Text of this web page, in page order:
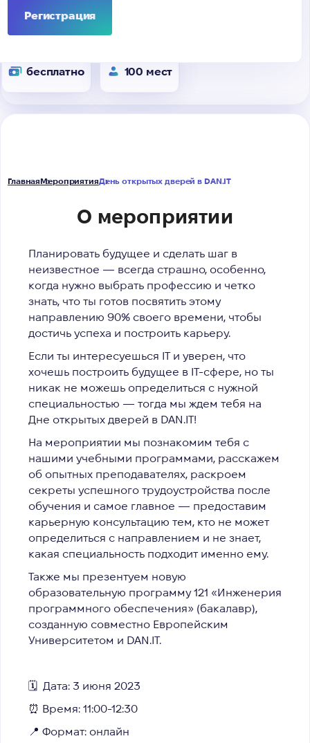
Регистрация
бесплатно 100 мест
ГлавнаяМероприятияДень открытых дверей в DAN.IT
О мероприятии
Планировать будущее и сделать шаг в
неизвестное — всегда страшно, особенно,
когда нужно выбрать профессию и четко
знать, что ты готов посвятить этому
направлению 90% своего времени, чтобы
достичь успеха и построить карьеру.
Если ты интересуешься IT и уверен, что
хочешь построить будущее в IT-сфере, но ты
никак не можешь определиться с нужной
специальностью — тогда мы ждем тебя на
Дне открытых дверей в DAN.IT!
На мероприятии мы познакомим тебя с
нашими учебными программами, расскажем
об опытных преподавателях, раскроем
секреты успешного трудоустройства после
обучения и самое главное — предоставим
карьерную консультацию тем, кто не может
определиться с направлением и не знает,
какая специальность подходит именно ему.
Также мы презентуем новую
образовательную программу 121 «Инженерия
программного обеспечения» (бакалавр),
созданную совместно Европейским
Университетом и DAN.IT.
🗓️ Дата: 3 июня 2023
⏰ Время: 11:00-12:30
📍 Формат: онлайн